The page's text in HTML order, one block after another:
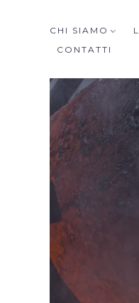
CHI SIAMO
CONTATTI